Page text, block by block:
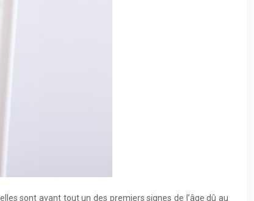
sont avant tout un des premiers signes de l’âge dû au